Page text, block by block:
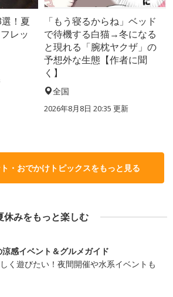
！夏
レッ
「もう寝るからね」ベッド
で待機する白猫→冬になる
と現れる「腕枕ヤクザ」の
予想外な生態【作者に聞
く】
全国
2026年8月8日 20:35 更新
・おでかけトピックスをもっと見る
休みをもっと楽しむ
感イベント＆グルメガイド
く遊びたい！夜間開催や水系イベントも